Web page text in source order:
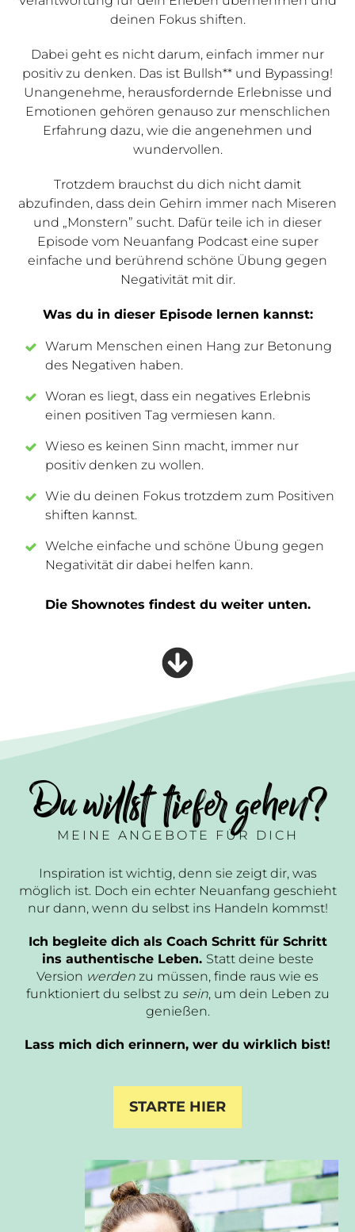
deinen Fokus shiften.
Dabei geht es nicht darum, einfach immer nur
positiv zu denken. Das ist Bullsh** und Bypassing!
Unangenehme, herausfordernde Erlebnisse und
Emotionen gehören genauso zur menschlichen
Erfahrung dazu, wie die angenehmen und
wundervollen.
Trotzdem brauchst du dich nicht damit
abzufinden, dass dein Gehirn immer nach Miseren
und „Monstern” sucht. Dafür teile ich in dieser
Episode vom Neuanfang Podcast eine super
einfache und berührend schöne Übung gegen
Negativität mit dir.
Was du in dieser Episode lernen kannst:
Warum Menschen einen Hang zur Betonung
des Negativen haben.
Woran es liegt, dass ein negatives Erlebnis
einen positiven Tag vermiesen kann.
Wieso es keinen Sinn macht, immer nur
positiv denken zu wollen.
Wie du deinen Fokus trotzdem zum Positiven
shiften kannst.
Welche einfache und schöne Übung gegen
Negativität dir dabei helfen kann.
Die Shownotes findest du weiter unten.
Du willst tiefer gehen?
MEINE ANGEBOTE FÜR DICH
Inspiration ist wichtig, denn sie zeigt dir, was
möglich ist. Doch ein echter Neuanfang geschieht
nur dann, wenn du selbst ins Handeln kommst!
Ich begleite dich als Coach Schritt für Schritt
ins authentische Leben. Statt deine beste
Version werden zu müssen, finde raus wie es
funktioniert du selbst zu sein, um dein Leben zu
genießen.
Lass mich dich erinnern, wer du wirklich bist!
STARTE HIER